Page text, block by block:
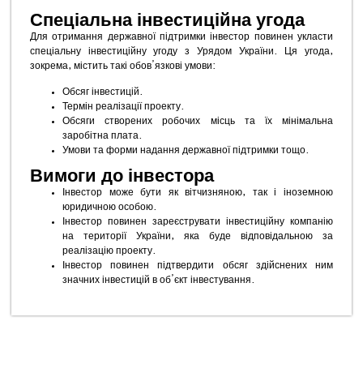
Спеціальна інвестиційна угода
Для отримання державної підтримки інвестор повинен укласти
спеціальну інвестиційну угоду з Урядом України. Ця угода,
зокрема, містить такі обов’язкові умови:
Обсяг інвестицій.
Термін реалізації проекту.
Обсяги створених робочих місць та їх мінімальна
заробітна плата.
Умови та форми надання державної підтримки тощо.
Вимоги до інвестора
Інвестор може бути як вітчизняною, так і іноземною
юридичною особою.
Інвестор повинен зареєструвати інвестиційну компанію
на території України, яка буде відповідальною за
реалізацію проекту.
Інвестор повинен підтвердити обсяг здійснених ним
значних інвестицій в об’єкт інвестування.